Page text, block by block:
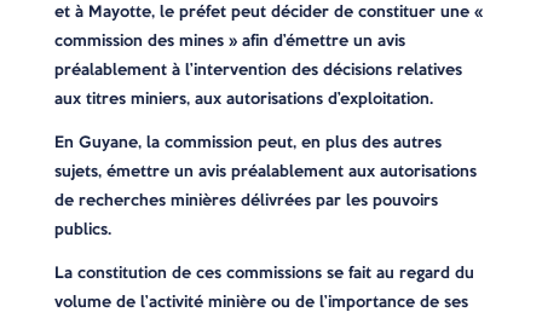
et à Mayotte, le préfet peut décider de constituer une «
commission des mines » afin d’émettre un avis
préalablement à l’intervention des décisions relatives
aux titres miniers, aux autorisations d’exploitation.
En Guyane, la commission peut, en plus des autres
sujets, émettre un avis préalablement aux autorisations
de recherches minières délivrées par les pouvoirs
publics.
La constitution de ces commissions se fait au regard du
volume de l’activité minière ou de l’importance de ses